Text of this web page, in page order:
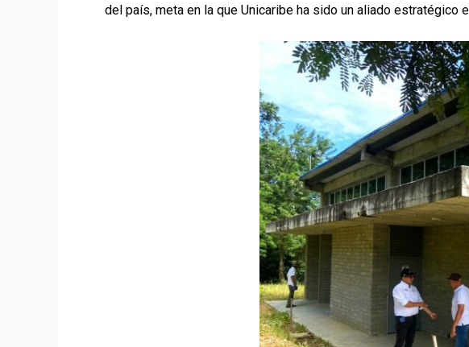
del país, meta en la que Unicaribe ha sido un aliado estratégico